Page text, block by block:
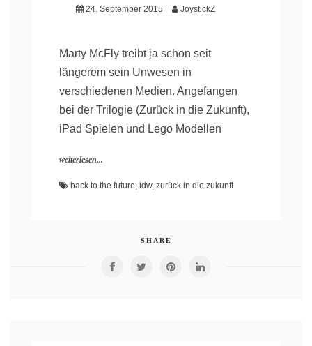
24. September 2015 JoystickZ
Marty McFly treibt ja schon seit
längerem sein Unwesen in
verschiedenen Medien. Angefangen
bei der Trilogie (Zurück in die Zukunft),
iPad Spielen und Lego Modellen
weiterlesen...
back to the future idw, zurück in die zukunft
SHARE